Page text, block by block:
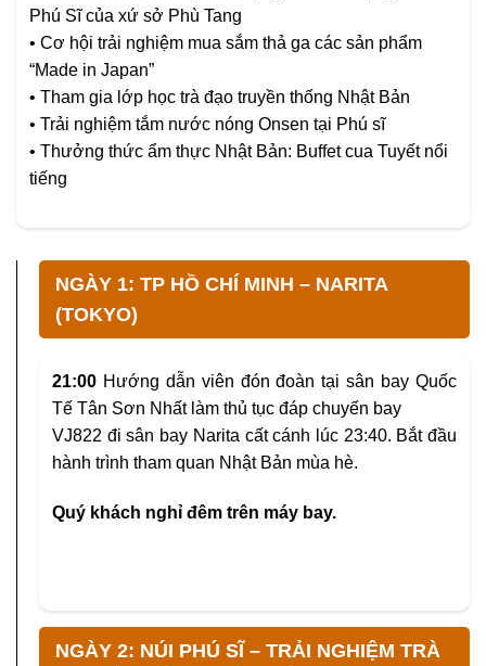
Phú Sĩ của xứ sở Phù Tang
• Cơ hội trải nghiệm mua sắm thả ga các sản phẩm
“Made in Japan”
• Tham gia lớp học trà đạo truyền thống Nhật Bản
• Trải nghiệm tắm nước nóng Onsen tại Phú sĩ
• Thưởng thức ẩm thực Nhật Bản: Buffet cua Tuyết nổi
tiếng
NGÀY 1: TP HỒ CHÍ MINH – NARITA
(TOKYO)
21:00 Hướng dẫn viên đón đoàn tại sân bay Quốc
Tế Tân Sơn Nhất làm thủ tục đáp chuyến bay
VJ822 đi sân bay Narita cất cánh lúc 23:40. Bắt đầu
hành trình tham quan Nhật Bản mùa hè.
Quý khách nghỉ đêm trên máy bay.
NGÀY 2: NÚI PHÚ SĨ – TRẢI NGHIỆM TRÀ